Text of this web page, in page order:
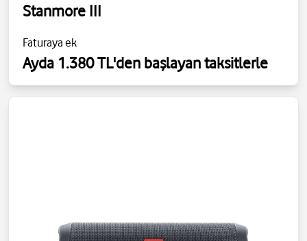
Stanmore III
Faturaya ek
Ayda 1.380 TL'den başlayan taksitlerle